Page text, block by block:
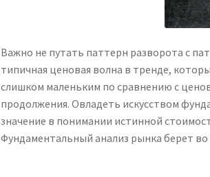
Важно не путать паттерн разворота с
типичная ценовая волна в тренде,
слишком маленьким по сравнению с
продолжения. Овладеть искусством
значение в понимании истинной
Фундаментальный анализ рынка берет